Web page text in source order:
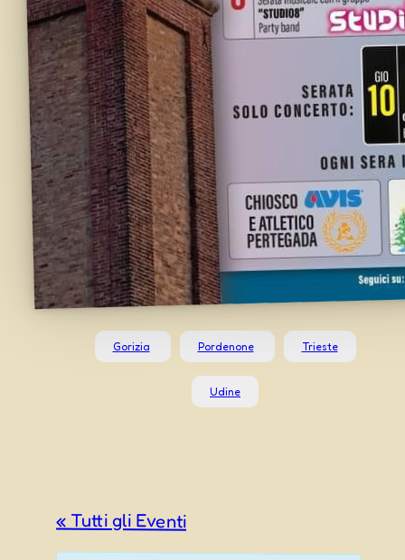
Gorizia Pordenone Trieste
Udine
« Tutti gli Eventi